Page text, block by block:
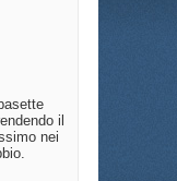
il
nei